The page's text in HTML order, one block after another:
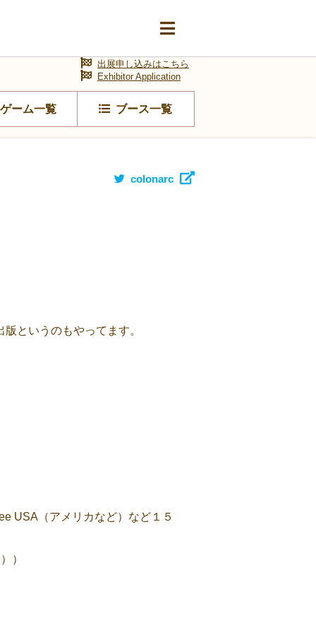
ゲーム一覧 ブース一覧
出展申し込みはこちら
Exhibitor Application
colonarc
というのもやってます。
USA（アメリカなど）など１５
）